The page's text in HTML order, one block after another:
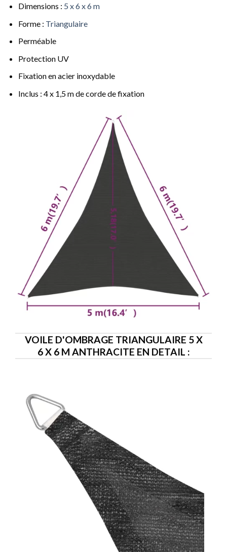
Dimensions : 5 x 6 x 6 m
Forme : Triangulaire
Perméable
Protection UV
Fixation en acier inoxydable
Inclus : 4 x 1,5 m de corde de fixation
VOILE D'OMBRAGE TRIANGULAIRE 5 X
6 X 6 M ANTHRACITE EN DETAIL :